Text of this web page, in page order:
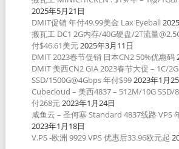
2025年5月21日
DMIT促销 年付49.99美金 Lax Eyeball
搬瓦工 DC1 2G内存/40G硬盘/2T流量
付$46.61美元2025年3月11日
DMIT 2023春节促销 日本CN2 50%优惠码
DMIT 美西CN2 GIA 2023春节大促 – 1C/
SSD/1500G@4Gbps 年付$992023年1月
Cubecloud – 美西4837 – 512M/10G SSD/
付268元2023年1月24日
咸鱼云 – 圣何塞 Standard 4837线路 VPS
2023年1月18日
V.PS -欧洲 9929 VPS 优惠后33.96欧元起